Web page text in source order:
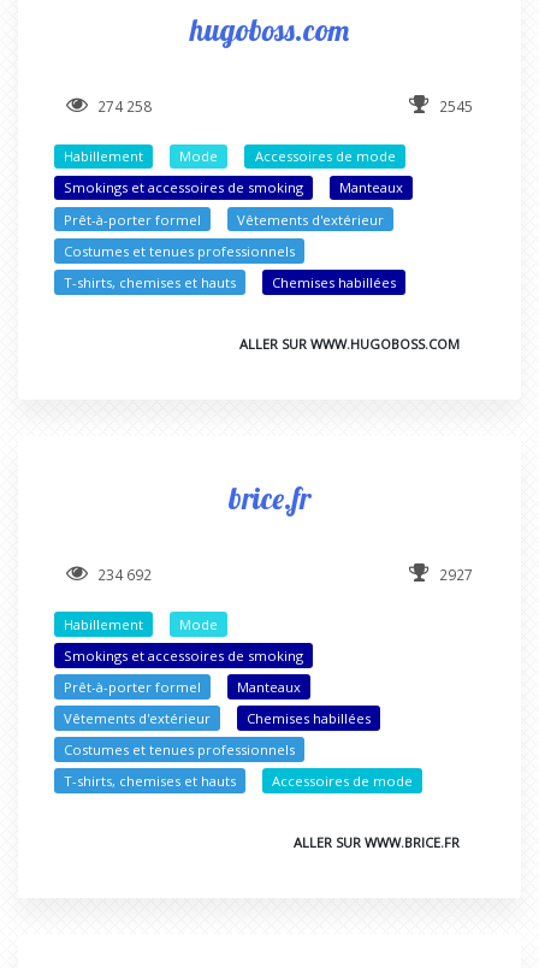
hugoboss.com
274 258 2545
Habillement Mode
Accessoires de mode
Smokings et accessoires de smoking
Manteaux
Prêt-à-porter formel
Vêtements d'extérieur
Costumes et tenues professionnels
T-shirts, chemises et hauts
Chemises habillées
ALLER SUR WWW.HUGOBOSS.COM
brice.fr
234 692 2927
Habillement
Mode
Smokings et accessoires de smoking
Prêt-à-porter formel
Manteaux
Vêtements d'extérieur
Chemises habillées
Costumes et tenues professionnels
T-shirts, chemises et hauts
Accessoires de mode
ALLER SUR WWW.BRICE.FR